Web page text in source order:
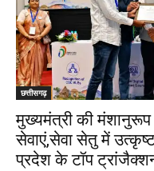
छत्तीसगढ़
मुख्यमंत्री की
सेवाएं,सेवा सेतु में
प्रदेश के टॉप